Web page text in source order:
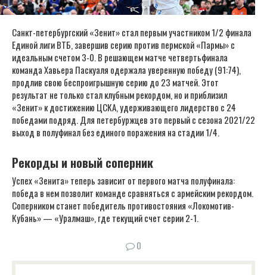
Санкт-петербургский «Зенит» стал первым участником 1/2 финала
Единой лиги ВТБ, завершив серию против пермской «Пармы» с
идеальным счетом 3-0. В решающем матче четвертьфинала
команда Хавьера Паскуаля одержала уверенную победу (91:74),
продлив свою беспроигрышную серию до 23 матчей. Этот
результат не только стал клубным рекордом, но и приблизил
«Зенит» к достижению ЦСКА, удерживающего лидерство с 24
победами подряд. Для петербуржцев это первый с сезона 2021/22
выход в полуфинал без единого поражения на стадии 1/4.
Рекорды и новый соперник
Успех «Зенита» теперь зависит от первого матча полуфинала:
победа в нем позволит команде сравняться с армейским рекордом.
Соперником станет победитель противостояния «Локомотив-
Кубань» — «Уралмаш», где текущий счет серии 2-1.
0